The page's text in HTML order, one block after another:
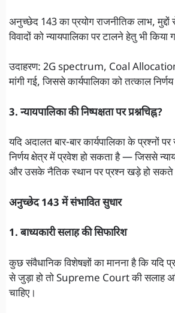
अनुच्छेद 143 का प्रयोग राजनीतिक लाभ,
विवादों को न्यायपालिका पर टालने हेतु भी किया
उदाहरण: 2G spectrum, Coal
मांगी गई, जिससे कार्यपालिका को तत्काल
3. न्यायपालिका की निष्पक्षता पर प्रश्नचिह्न?
यदि अदालत बार-बार कार्यपालिका के प्रश्नों
निर्णय क्षेत्र में प्रवेश हो सकता है — जिससे
और उसके नैतिक स्थान पर प्रश्न खड़े हो सकते
अनुच्छेद 143 में संभावित सुधार
1. बाध्यकारी सलाह की सिफारिश
कुछ संवैधानिक विशेषज्ञों का मानना है कि यदि
से जुड़ा हो तो Supreme Court की सलाह
चाहिए।